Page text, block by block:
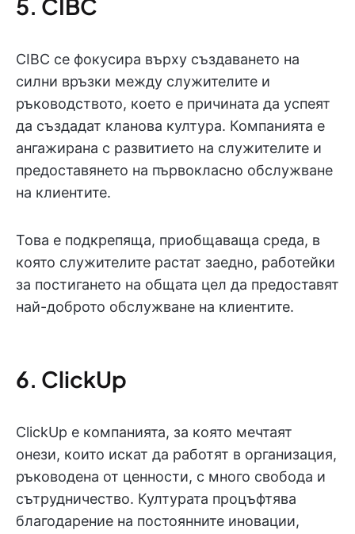
5. CIBC
CIBC се фокусира върху създаването на
силни връзки между служителите и
ръководството, което е причината да успеят
да създадат кланова култура. Компанията е
ангажирана с развитието на служителите и
предоставянето на първокласно обслужване
на клиентите.
Това е подкрепяща, приобщаваща среда, в
която служителите растат заедно, работейки
за постигането на общата цел да предоставят
най-доброто обслужване на клиентите.
6. ClickUp
ClickUp е компанията, за която мечтаят
онези, които искат да работят в организация,
ръководена от ценности, с много свобода и
сътрудничество. Културата процъфтява
благодарение на постоянните иновации,